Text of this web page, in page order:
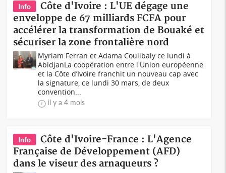
Info
Côte d'Ivoire : L'UE dégage une
enveloppe de 67 milliards FCFA pour
accélérer la transformation de Bouaké et
sécuriser la zone frontalière nord
Myriam Ferran et Adama Coulibaly ce lundi à
AbidjanLa coopération entre l'Union européenne
et la Côte d’Ivoire franchit un nouveau cap avec
la signature, ce lundi 30 mars, de deux
convention...
il y a 4 mois
Info
Côte d'Ivoire-France : L'Agence
Française de Développement (AFD)
dans le viseur des arnaqueurs ?